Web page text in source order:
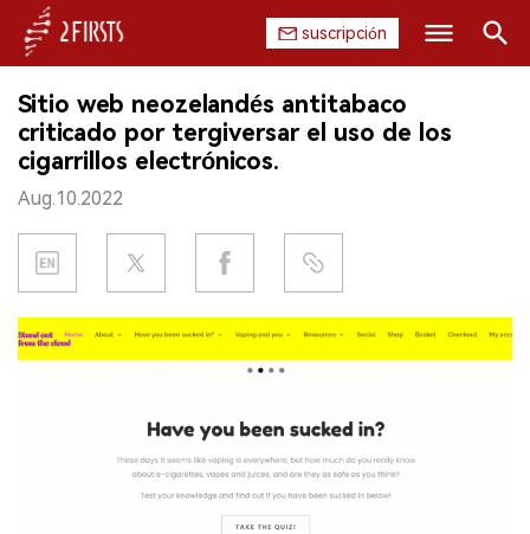
suscripción
INICIO
EMPRESA
PRODUCTO
REGULACIÓN
CHINA
EXPOSICIÓN
Sitio web neozelandés antitabaco
criticado por tergiversar el uso de los
cigarrillos electrónicos.
Aug.10.2022